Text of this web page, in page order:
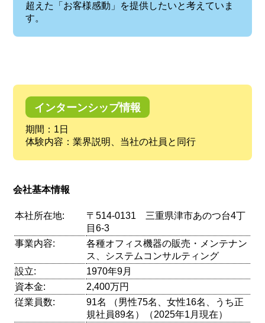
超えた「お客様感動」を提供したいと考えていま
す。
インターンシップ情報
期間：1日
体験内容：業界説明、当社の社員と同行
会社基本情報
本社所在地:
〒514-0131 三重県津市あのつ台4丁
目6-3
事業内容:
各種オフィス機器の販売・メンテナン
ス、システムコンサルティング
設立:
1970年9月
資本金:
2,400万円
従業員数:
91名 （男性75名、女性16名、うち正
規社員89名）（2025年1月現在）